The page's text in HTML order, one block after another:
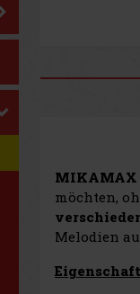
MIKAMAX
möchten,
Melodien